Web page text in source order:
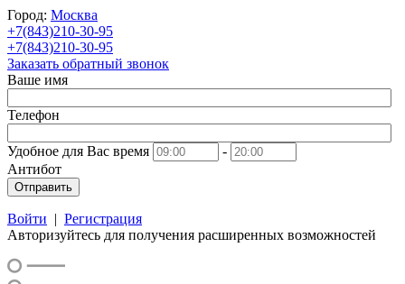
Город: Москва
+7(843)210-30-95
+7(843)210-30-95
Заказать обратный звонок
Ваше имя
Телефон
Удобное для Вас время
-
Антибот
Отправить
Войти | Регистрация
Авторизуйтесь для получения расширенных возможностей